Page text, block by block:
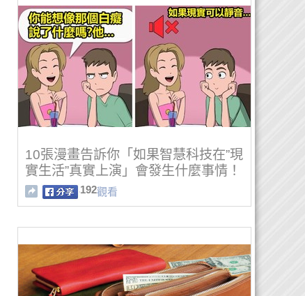
10張漫畫告訴你「如果智慧科技在”現
實生活”真實上演」會發生什麼事情！
192觀看